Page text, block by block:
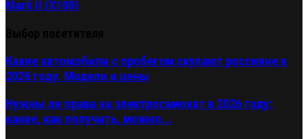
Mark II (Х100)
Какие автомобили с пробегом скупают россияне в
2026 году. Модели и цены
Нужны ли права на электросамокат в 2026 году:
какие, как получить, можно...